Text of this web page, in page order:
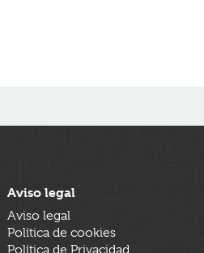
Aviso legal
Aviso legal
Política de cookies
Política de Privacidad